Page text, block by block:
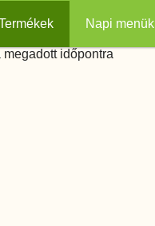
Napi menük
időpontra